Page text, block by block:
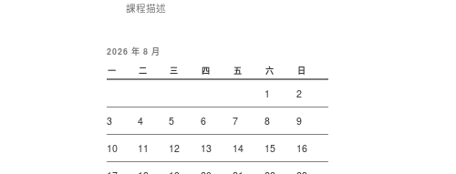
課程描述
2026 年 8 月
一 二 三 四 五 六 日
1
2
3
4 5 6 7 8
9
10
11 12 13 14 15
16